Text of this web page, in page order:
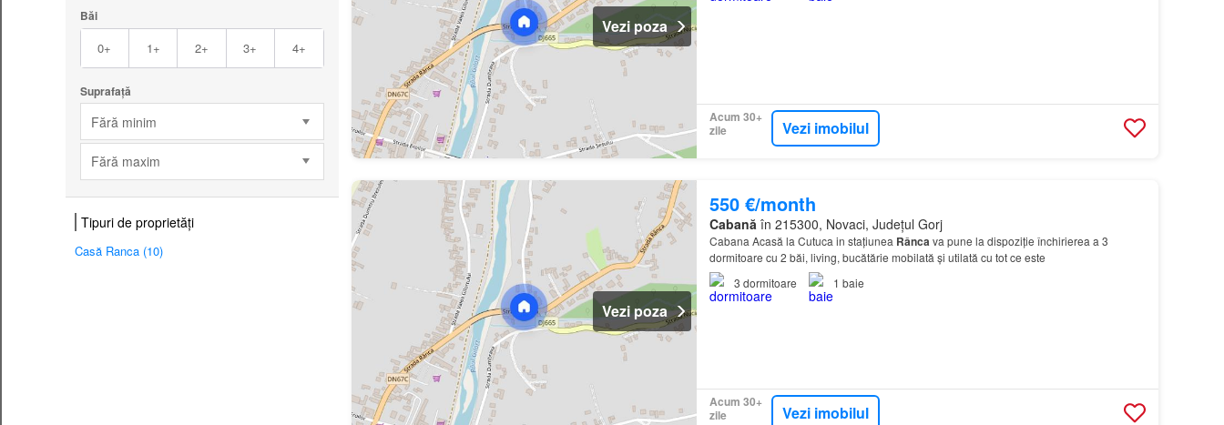
Băi
0+ 1+ 2+ 3+ 4+
Suprafață
Fără minim
Fără maxim
Tipuri de proprietăți
Casă Ranca (10)
Vezi poza
Acum 30+
zile
Vezi imobilul
Vezi poza
550 €/month
Cabană în 215300, Novaci, Județul Gorj
Cabana Acasă la Cutuca in stațiunea Râncava pune la dispoziție închirierea a 3
dormitoare cu 2 băi, living, bucătărie mobilată și utilată cu tot ce este
3 dormitoare 1 baie
Acum 30+
zile
Vezi imobilul